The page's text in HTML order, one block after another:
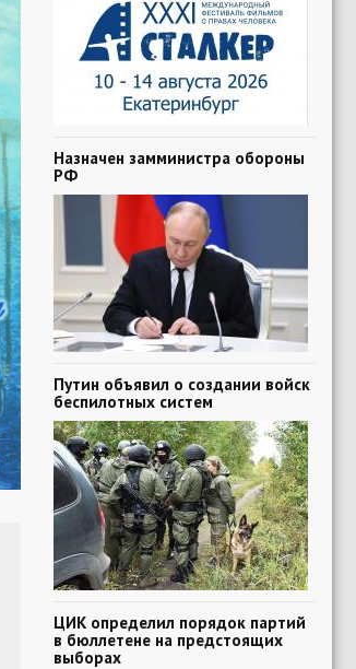
Назначен замминистра обороны
РФ
Путин объявил о создании войск
беспилотных систем
ЦИК определил порядок партий
в бюллетене на предстоящих
выборах